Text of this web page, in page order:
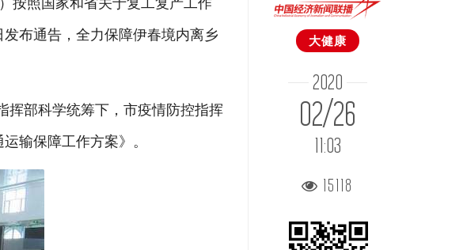
布通告，全力保障伊春境内离乡
挥部科学统筹下，市疫情防控指挥
输保障工作方案》。
大健康
2020
02/26
11:03
15118